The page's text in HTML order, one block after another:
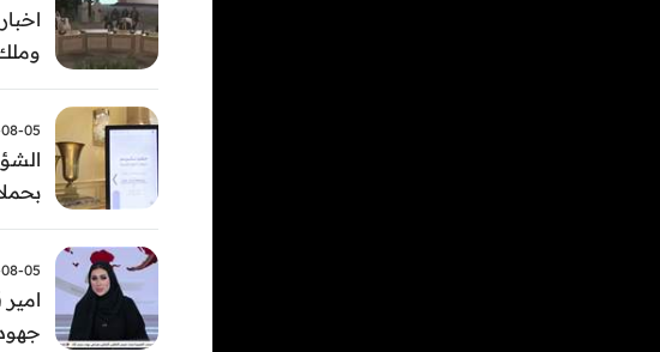
| 12:16
| 12:13
جهود خفض التصعيد بين واشنطن